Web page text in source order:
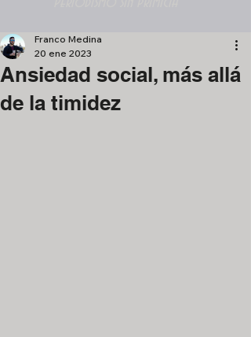
Ansiedad social, más allá
de la timidez
Franco Medina
20 ene 2023